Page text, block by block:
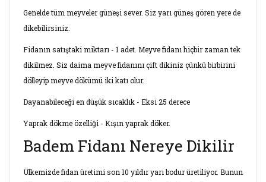
Genelde tüm meyveler güneşi sever. Siz yarı güneş gören yere de
dikebilirsiniz.
Fidanın satıştaki miktarı - 1 adet. Meyve fidanı hiçbir zaman tek
dikilmez. Siz daima meyve fidanını çift dikiniz çünkü birbirini
dölleyip meyve dökümü iki katı olur.
Dayanabileceği en düşük sıcaklık - Eksi 25 derece
Yaprak dökme özelliği - Kışın yaprak döker.
Badem Fidanı Nereye Dikilir
Ülkemizde fidan üretimi son 10 yıldır yarı bodur üretiliyor. Bunun